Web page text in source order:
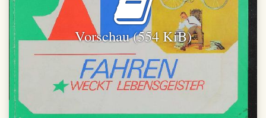
Vorschau (554 KiB)